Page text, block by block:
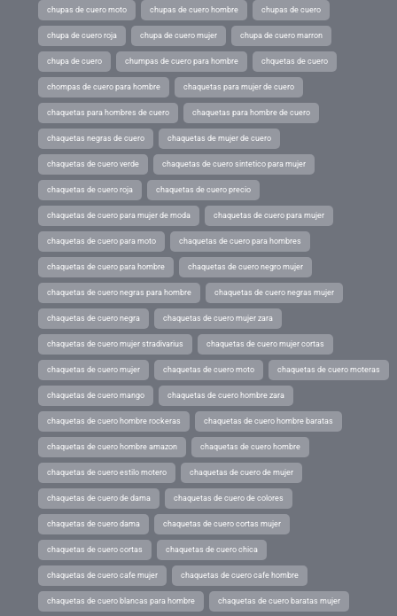
chupas de cuero moto chupas de cuero hombre chupas de cuero
chupa de cuero roja chupa de cuero mujer chupa de cuero marron
chupa de cuero chumpas de cuero para hombre chquetas de cuero
chompas de cuero para hombre chaquetas para mujer de cuero
chaquetas para hombres de cuero chaquetas para hombre de cuero
chaquetas negras de cuero chaquetas de mujer de cuero
chaquetas de cuero verde chaquetas de cuero sintetico para mujer
chaquetas de cuero roja chaquetas de cuero precio
chaquetas de cuero para mujer de moda chaquetas de cuero para mujer
chaquetas de cuero para moto chaquetas de cuero para hombres
chaquetas de cuero para hombre chaquetas de cuero negro mujer
chaquetas de cuero negras para hombre chaquetas de cuero negras mujer
chaquetas de cuero negra chaquetas de cuero mujer zara
chaquetas de cuero mujer stradivarius chaquetas de cuero mujer cortas
chaquetas de cuero mujer chaquetas de cuero moto chaquetas de cuero moteras
chaquetas de cuero mango chaquetas de cuero hombre zara
chaquetas de cuero hombre rockeras chaquetas de cuero hombre baratas
chaquetas de cuero hombre amazon chaquetas de cuero hombre
chaquetas de cuero estilo motero chaquetas de cuero de mujer
chaquetas de cuero de dama chaquetas de cuero de colores
chaquetas de cuero dama chaquetas de cuero cortas mujer
chaquetas de cuero cortas chaquetas de cuero chica
chaquetas de cuero cafe mujer chaquetas de cuero cafe hombre
chaquetas de cuero blancas para hombre chaquetas de cuero baratas mujer